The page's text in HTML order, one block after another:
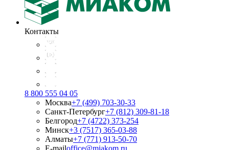
Контакты
8 800 555 04 05
Москва+7 (499) 703-30-33
Санкт-Петербург+7 (812) 309-81-18
Белгород+7 (4722) 373-254
Минск+3 (7517) 365-03-88
Алматы+7 (771) 913-50-70
E-mailoffice@miakom.ru